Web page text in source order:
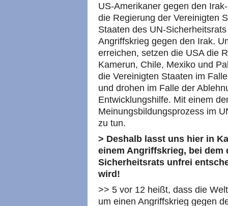
US-Amerikaner gegen den
die Regierung der Vereinigten
Staaten des UN-
Angriffskrieg gegen den Irak.
erreichen, setzen die USA die
Kamerun, Chile, Mexiko und
die Vereinigten Staaten im
und drohen im Falle der
Entwicklungshilfe. Mit einem
Meinungsbildungsprozess im
zu tun.
> Deshalb lasst uns hier in
einem Angriffskrieg, bei dem
Sicherheitsrats unfrei
wird!
>> 5 vor 12 heißt, dass die
um einen Angriffskrieg gegen